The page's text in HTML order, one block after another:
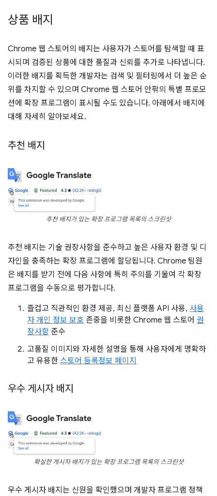
상품 배지
Chrome 웹 스토어의 배지는 사용자가 스토어를 탐색할 때 표
시되며 검증된 상품에 대한 품질과 신뢰를 추가로 나타냅니다.
이러한 배지를 획득한 개발자는 검색 및 필터링에서 더 높은 순
위를 차지할 수 있으며 Chrome 웹 스토어 안팎의 특별 프로모
션에 확장 프로그램이 표시될 수도 있습니다. 아래에서 배지에
대해 자세히 알아보세요.
추천 배지
추천 배지가 있는 확장 프로그램 목록의 스크린샷
추천 배지는 기술 권장사항을 준수하고 높은 사용자 환경 및 디
자인을 충족하는 확장 프로그램에 할당됩니다. Chrome 팀원
은 배지를 받기 전에 다음 사항에 특히 주의를 기울여 각 확장
프로그램을 수동으로 평가합니다.
즐겁고 직관적인 환경 제공, 최신 플랫폼 API 사용, 사용
자 개인 정보 보호 존중을 비롯한 Chrome 웹 스토어 권
장사항 준수
고품질 이미지와 자세한 설명을 통해 사용자에게 명확하
고 유용한 스토어 등록정보 페이지
우수 게시자 배지
확실한 게시자 배지가 있는 확장 프로그램 목록의 스크린샷
우수 게시자 배지는 신원을 확인했으며 개발자 프로그램 정책